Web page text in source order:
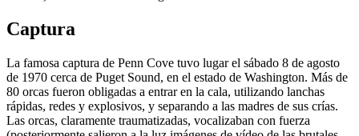
Captura
La famosa captura de Penn Cove tuvo lugar el sábado 8 de agosto
de 1970 cerca de Puget Sound, en el estado de Washington. Más de
80 orcas fueron obligadas a entrar en la cala, utilizando lanchas
rápidas, redes y explosivos, y separando a las madres de sus crías.
Las orcas, claramente traumatizadas, vocalizaban con fuerza